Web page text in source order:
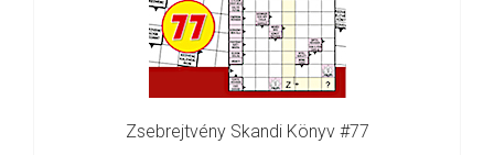
Zsebrejtvény Skandi Könyv #77